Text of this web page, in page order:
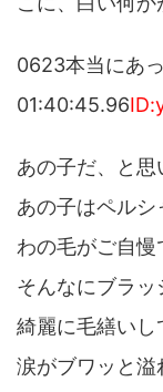
0623本当にあ
01:40:45.96
あの子だ、と思
あの子はペル
わの毛がご自慢
そんなにブラ
綺麗に毛繕いし
涙がブワッと溢